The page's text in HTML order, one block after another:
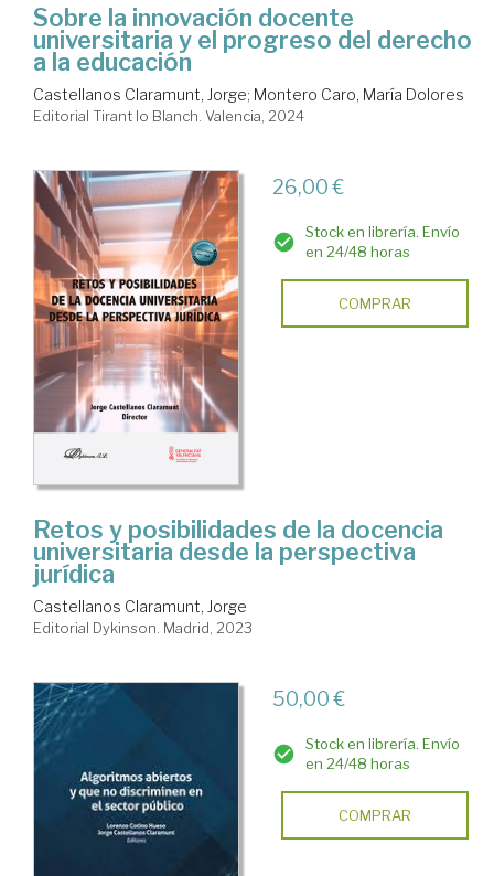
Sobre la innovación docente
universitaria y el progreso del derecho
a la educación
Castellanos Claramunt, Jorge; Montero Caro, María Dolores
Editorial Tirant lo Blanch. Valencia, 2024
26,00 €
Stock en librería. Envío
en 24/48 horas
COMPRAR
Retos y posibilidades de la docencia
universitaria desde la perspectiva
jurídica
Castellanos Claramunt, Jorge
Editorial Dykinson. Madrid, 2023
50,00 €
Stock en librería. Envío
en 24/48 horas
COMPRAR